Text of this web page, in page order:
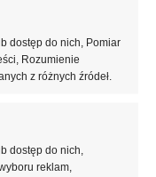
dostęp do nich, Pomiar
Rozumienie
z różnych źródeł.
dostęp do nich,
reklam,
Na styku stropu ze
Układanie płyt
układać od ściany,
rzędy płyt należy
być w dwóch lub więcej
min. 0,2 mm,